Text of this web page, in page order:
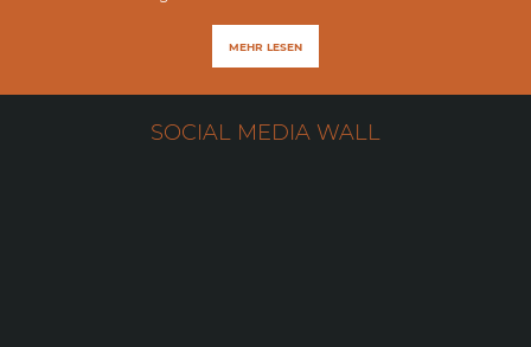
MEHR LESEN
SOCIAL MEDIA WALL